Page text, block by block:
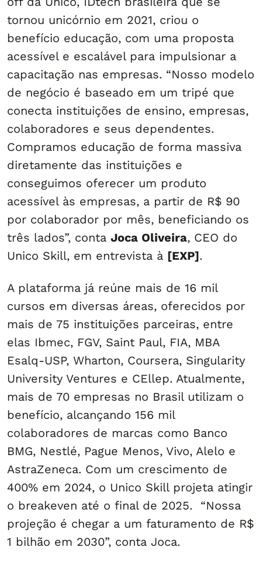
tornou unicórnio em 2021, criou o
benefício educação, com uma proposta
acessível e escalável para impulsionar a
capacitação nas empresas. “Nosso modelo
de negócio é baseado em um tripé que
conecta instituições de ensino, empresas,
colaboradores e seus dependentes.
Compramos educação de forma massiva
diretamente das instituições e
conseguimos oferecer um produto
acessível às empresas, a partir de R$ 90
por colaborador por mês, beneficiando os
três lados”, conta Joca Oliveira, CEO do
Unico Skill, em entrevista à [EXP].
A plataforma já reúne mais de 16 mil
cursos em diversas áreas, oferecidos por
mais de 75 instituições parceiras, entre
elas Ibmec, FGV, Saint Paul, FIA, MBA
Esalq-USP, Wharton, Coursera, Singularity
University Ventures e CEllep. Atualmente,
mais de 70 empresas no Brasil utilizam o
benefício, alcançando 156 mil
colaboradores de marcas como Banco
BMG, Nestlé, Pague Menos, Vivo, Alelo e
AstraZeneca. Com um crescimento de
400% em 2024, o Unico Skill projeta atingir
o breakeven até o final de 2025. “Nossa
projeção é chegar a um faturamento de R$
1 bilhão em 2030”, conta Joca.